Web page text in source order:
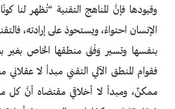
وقيودها فإنَّ المناهج التقنية “تُظهر لنا
الإنسان احتواءً، ويستحوذ على إرادته،
بنفسها وتسير وَفْقَ منطقها الخاص بغير
فقوام المنطق الآلي التقني مبدأ لا
ممكنٌ، ومبدأ لا أخلاقي مقتضاه أنَّ كل